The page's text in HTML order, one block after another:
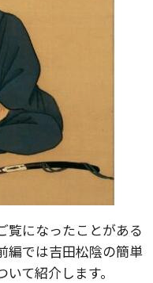
覧になったことがある
編では吉田松陰の簡単
て紹介します。